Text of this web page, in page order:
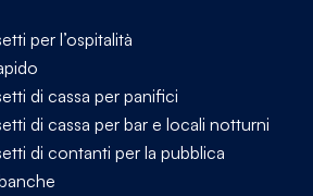
per l’ospitalità
di cassa per panifici
di cassa per bar e locali notturni
di contanti per la pubblica